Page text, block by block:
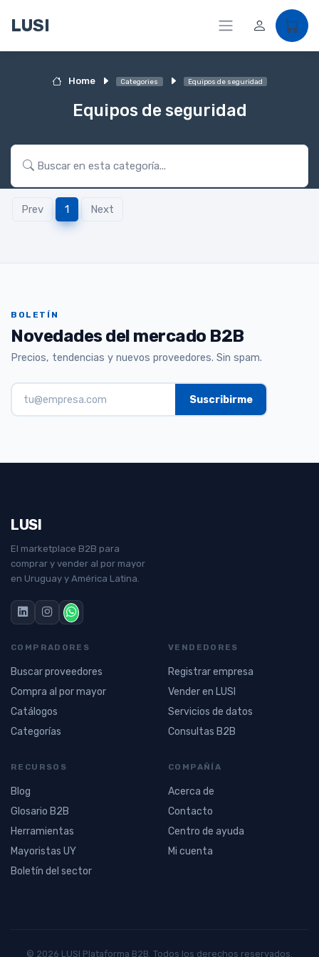
LUSI
Home Categories Equipos de seguridad
Equipos de seguridad
Prev 1 Next
BOLETÍN
Novedades del mercado B2B
Precios, tendencias y nuevos proveedores. Sin spam.
LUSI
El marketplace B2B para
comprar y vender al por mayor
en Uruguay y América Latina.
COMPRADORES
Buscar proveedores
Compra al por mayor
Catálogos
Categorías
VENDEDORES
Registrar empresa
Vender en LUSI
Servicios de datos
Consultas B2B
RECURSOS
Blog
Glosario B2B
Herramientas
Mayoristas UY
Boletín del sector
COMPAÑÍA
Acerca de
Contacto
Centro de ayuda
Mi cuenta
© 2026 LUSI Plataforma B2B. Todos los derechos reservados.